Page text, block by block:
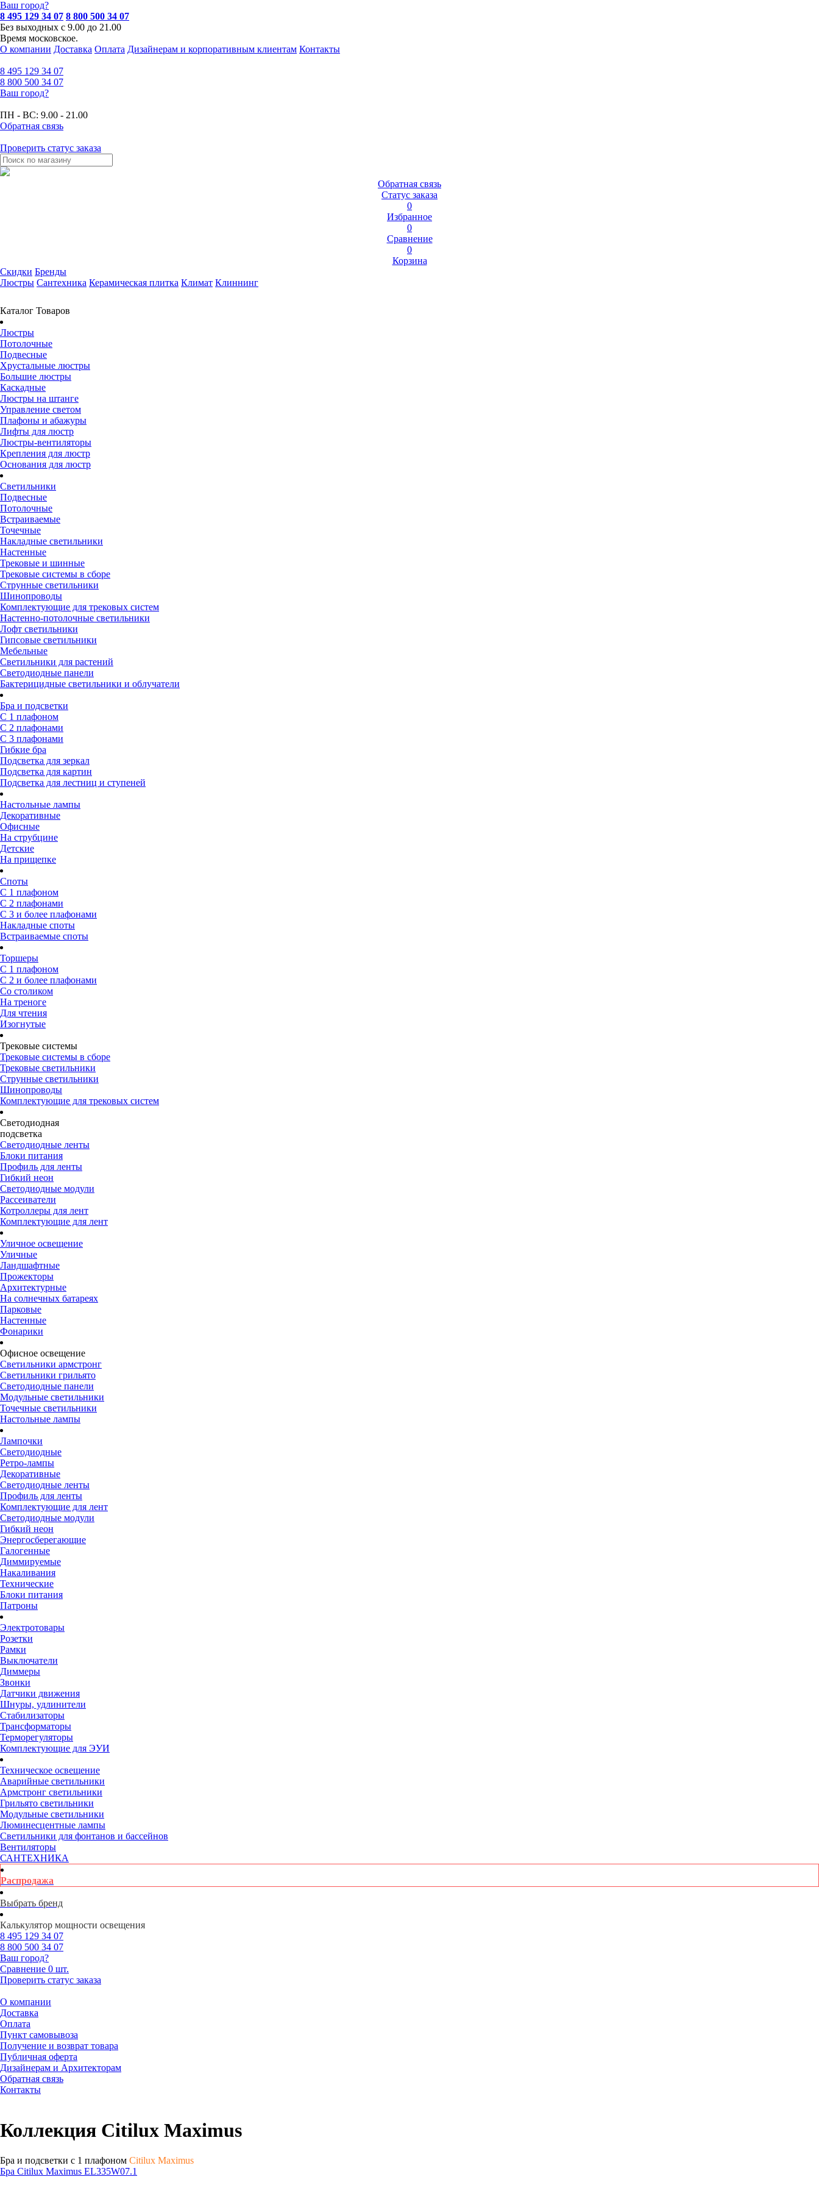
Ваш город?
8 495 129 34 07 8 800 500 34 07
Без выходных с 9.00 до 21.00
Время московское.
О компании Доставка Оплата Дизайнерам и корпоративным клиентам Контакты
8 495 129 34 07
8 800 500 34 07
Ваш город?
ПН - ВС: 9.00 - 21.00
Обратная связь
Проверить статус заказа
Обратная связь
Статус заказа
0
Избранное
0
Сравнение
0
Корзина
Скидки Бренды
Люстры Сантехника Керамическая плитка Климат Клиннинг
Каталог Товаров
Люстры
Потолочные
Подвесные
Хрустальные люстры
Большие люстры
Каскадные
Люстры на штанге
Управление светом
Плафоны и абажуры
Лифты для люстр
Люстры-вентиляторы
Крепления для люстр
Основания для люстр
Светильники
Подвесные
Потолочные
Встраиваемые
Точечные
Накладные светильники
Настенные
Трековые и шинные
Трековые системы в сборе
Струнные светильники
Шинопроводы
Комплектующие для трековых систем
Настенно-потолочные светильники
Лофт светильники
Гипсовые светильники
Мебельные
Светильники для растений
Светодиодные панели
Бактерицидные светильники и облучатели
Бра и подсветки
С 1 плафоном
С 2 плафонами
С 3 плафонами
Гибкие бра
Подсветка для зеркал
Подсветка для картин
Подсветка для лестниц и ступеней
Настольные лампы
Декоративные
Офисные
На струбцине
Детские
На прищепке
Споты
С 1 плафоном
С 2 плафонами
С 3 и более плафонами
Накладные споты
Встраиваемые споты
Торшеры
С 1 плафоном
С 2 и более плафонами
Со столиком
На треноге
Для чтения
Изогнутые
Трековые системы
Трековые системы в сборе
Трековые светильники
Струнные светильники
Шинопроводы
Комплектующие для трековых систем
Светодиодная
подсветка
Светодиодные ленты
Блоки питания
Профиль для ленты
Гибкий неон
Светодиодные модули
Рассеиватели
Котроллеры для лент
Комплектующие для лент
Уличное освещение
Уличные
Ландшафтные
Прожекторы
Архитектурные
На солнечных батареях
Парковые
Настенные
Фонарики
Офисное освещение
Светильники армстронг
Светильники грильято
Светодиодные панели
Модульные светильники
Точечные светильники
Настольные лампы
Лампочки
Светодиодные
Ретро-лампы
Декоративные
Светодиодные ленты
Профиль для ленты
Комплектующие для лент
Светодиодные модули
Гибкий неон
Энергосберегающие
Галогенные
Диммируемые
Накаливания
Технические
Блоки питания
Патроны
Электротовары
Розетки
Рамки
Выключатели
Диммеры
Звонки
Датчики движения
Шнуры, удлинители
Стабилизаторы
Трансформаторы
Терморегуляторы
Комплектующие для ЭУИ
Техническое освещение
Аварийные светильники
Армстронг светильники
Грильято светильники
Модульные светильники
Люминесцентные лампы
Светильники для фонтанов и бассейнов
Вентиляторы
САНТЕХНИКА
Распродажа
Выбрать бренд
Калькулятор мощности освещения
8 495 129 34 07
8 800 500 34 07
Ваш город?
Сравнение 0 шт.
Проверить статус заказа
О компании
Доставка
Оплата
Пункт самовывоза
Получение и возврат товара
Публичная оферта
Дизайнерам и Архитекторам
Обратная связь
Контакты
Коллекция Citilux Maximus
Бра и подсветки с 1 плафоном Citilux Maximus
Бра Citilux Maximus EL335W07.1